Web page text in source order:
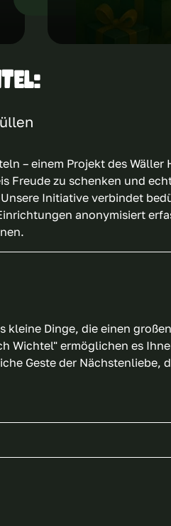
– einem Projekt des Wäller
Freude zu schenken und
Initiative verbindet
anonymisiert
Dinge, die einen
Wichtel" ermöglichen es
Geste der Nächstenliebe,